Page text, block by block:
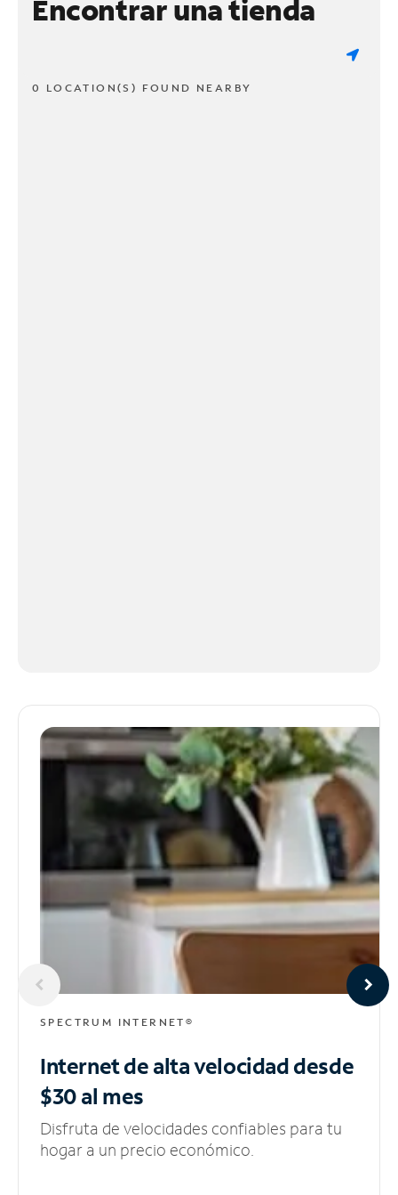
Encontrar una tienda
0 LOCATION(S) FOUND NEARBY
SPECTRUM INTERNET®
Internet de alta velocidaddesde
$30 al mes
Disfruta de velocidades confiables para tu
hogar a un precio económico.